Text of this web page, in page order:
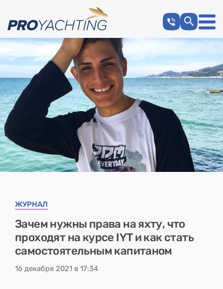
ЖУРНАЛ
Зачем нужны права на яхту, что
проходят на курсе IYT и как стать
самостоятельным капитаном
16 декабря 2021 в 17:34